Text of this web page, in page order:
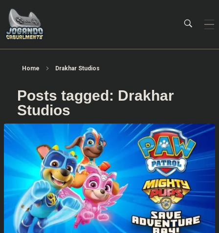
Home Drakhar Studios
Posts tagged: Drakhar
Studios